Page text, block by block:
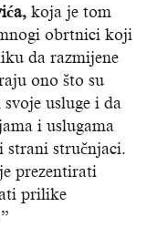
koja je tom
obrtnici koji
da razmijene
ono što su
usluge i da
i uslugama
strani stručnjaci.
prezentirati
prilike